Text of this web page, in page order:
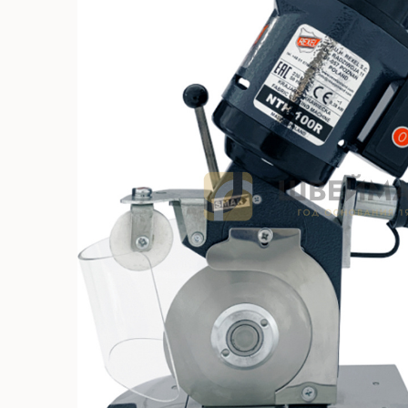
Без
С
стежка
Машины
стежка